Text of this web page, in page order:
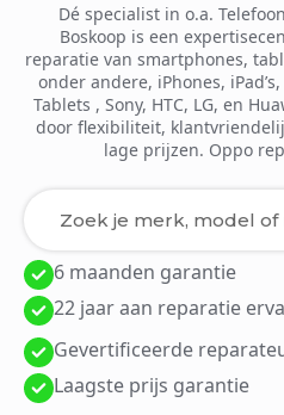
Dé specialist in o.a.
Boskoop is een
reparatie van smartphones,
onder andere, iPhones,
Tablets , Sony, HTC, LG, en
door flexibiliteit,
lage prijzen. Oppo
Laden van modellen..
6 maanden garantie
22 jaar aan reparatie
Gevertificeerde
Laagste prijs garantie